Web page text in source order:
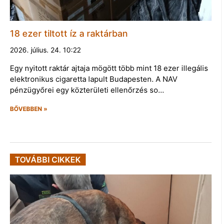
18 ezer tiltott íz a raktárban
2026. július. 24. 10:22
Egy nyitott raktár ajtaja mögött több mint 18 ezer illegális
elektronikus cigaretta lapult Budapesten. A NAV
pénzügyőrei egy közterületi ellenőrzés so…
BŐVEBBEN »
TOVÁBBI CIKKEK